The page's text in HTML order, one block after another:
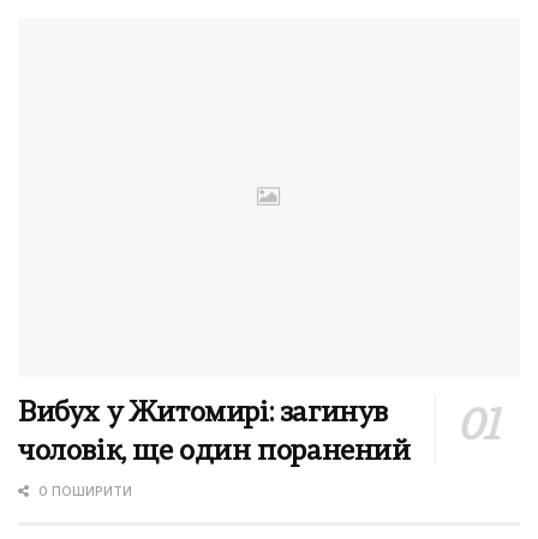
Вибух у Житомирі: загинув
чоловік, ще один поранений
0 ПОШИРИТИ